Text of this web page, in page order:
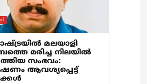
മലയാളി
മരിച്ച നിലയിൽ
സംഭവം:
ആവശ്യപ്പെട്ട്